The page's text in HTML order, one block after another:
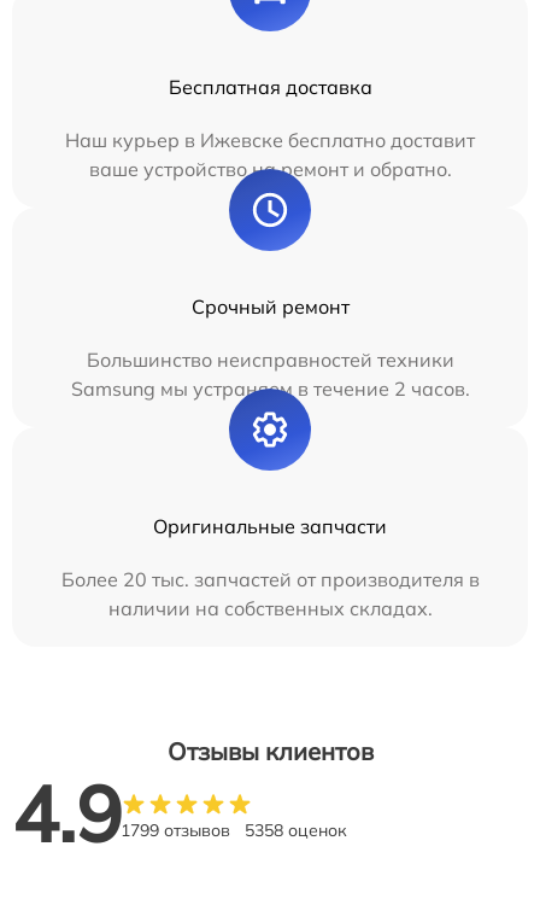
Бесплатная доставка
Наш курьер в Ижевске бесплатно доставит
ваше устройство на ремонт и обратно.
Срочный ремонт
Большинство неисправностей техники
Samsung мы устраняем в течение 2 часов.
Оригинальные запчасти
Более 20 тыс. запчастей от производителя в
наличии на собственных складах.
Отзывы клиентов
4.91799 отзывов 5358 оценок